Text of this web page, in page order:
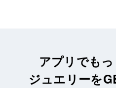
アプリでも
ジュエリーを